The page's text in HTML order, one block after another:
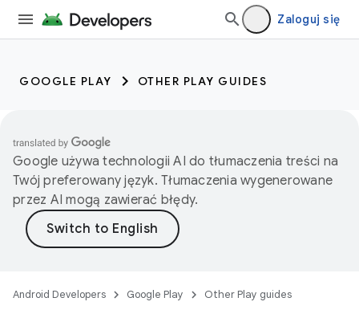
Zaloguj się
GOOGLE PLAY OTHER PLAY GUIDES
Google używa technologii AI do tłumaczenia treści na
Twój preferowany język. Tłumaczenia wygenerowane
przez AI mogą zawierać błędy.
Android Developers Google Play Other Play guides